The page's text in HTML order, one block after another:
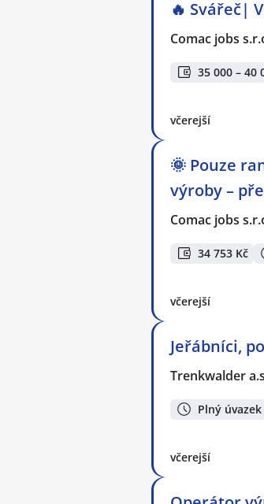
🔥 Svářeč|
Comac jobs
35 000 – 40
včerejší
🌞 Pouze
výroby –
Comac jobs
34 753 Kč
včerejší
Jeřábníci,
Trenkwalder
Plný úvazek
včerejší